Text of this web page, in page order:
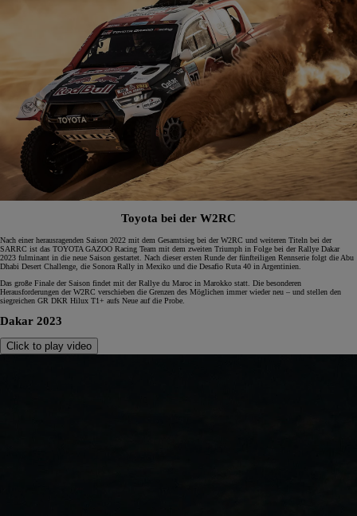
Toyota bei der W2RC
Nach einer herausragenden Saison 2022 mit dem Gesamtsieg bei der W2RC und weiteren Titeln bei der
SARRC ist das TOYOTA GAZOO Racing Team mit dem zweiten Triumph in Folge bei der Rallye Dakar
2023 fulminant in die neue Saison gestartet. Nach dieser ersten Runde der fünfteiligen Rennserie folgt die Abu
Dhabi Desert Challenge, die Sonora Rally in Mexiko und die Desafio Ruta 40 in Argentinien.
Das große Finale der Saison findet mit der Rallye du Maroc in Marokko statt. Die besonderen
Herausforderungen der W2RC verschieben die Grenzen des Möglichen immer wieder neu – und stellen den
siegreichen GR DKR Hilux T1+ aufs Neue auf die Probe.
Dakar 2023
Click to play video